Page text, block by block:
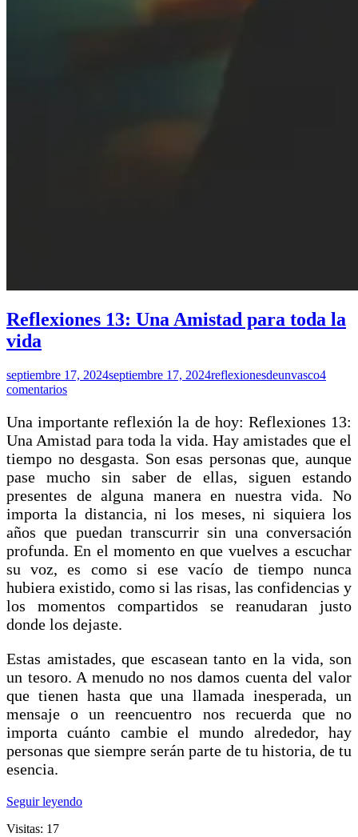
Reflexiones 13: Una Amistad para toda la
vida
septiembre 17, 2024septiembre 17, 2024reflexionesdeunvasco4
comentarios
Una importante reflexión la de hoy: Reflexiones 13:
Una Amistad para toda la vida. Hay amistades que el
tiempo no desgasta. Son esas personas que, aunque
pase mucho sin saber de ellas, siguen estando
presentes de alguna manera en nuestra vida. No
importa la distancia, ni los meses, ni siquiera los
años que puedan transcurrir sin una conversación
profunda. En el momento en que vuelves a escuchar
su voz, es como si ese vacío de tiempo nunca
hubiera existido, como si las risas, las confidencias y
los momentos compartidos se reanudaran justo
donde los dejaste.
Estas amistades, que escasean tanto en la vida, son
un tesoro. A menudo no nos damos cuenta del valor
que tienen hasta que una llamada inesperada, un
mensaje o un reencuentro nos recuerda que no
importa cuánto cambie el mundo alrededor, hay
personas que siempre serán parte de tu historia, de tu
esencia.
Seguir leyendo
Visitas: 17